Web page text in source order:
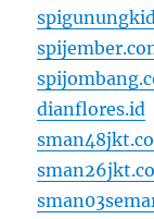
dianflores.id